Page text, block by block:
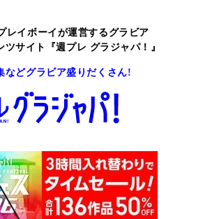
レイボーイが運営するグラビア
ツサイト『週プレ グラジャパ！』
などグラビア盛りだくさん!